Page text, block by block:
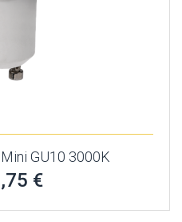
GU10 3000K
€